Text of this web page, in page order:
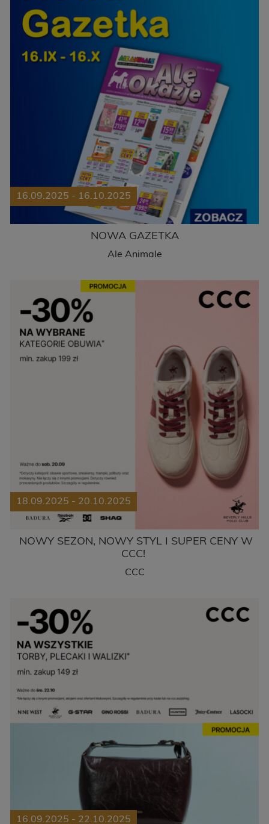
16.09.2025 - 16.10.2025
NOWA GAZETKA
Ale Animale
18.09.2025 - 20.10.2025
NOWY SEZON, NOWY STYL I SUPER CENY W
CCC!
CCC
16.09.2025 - 22.10.2025